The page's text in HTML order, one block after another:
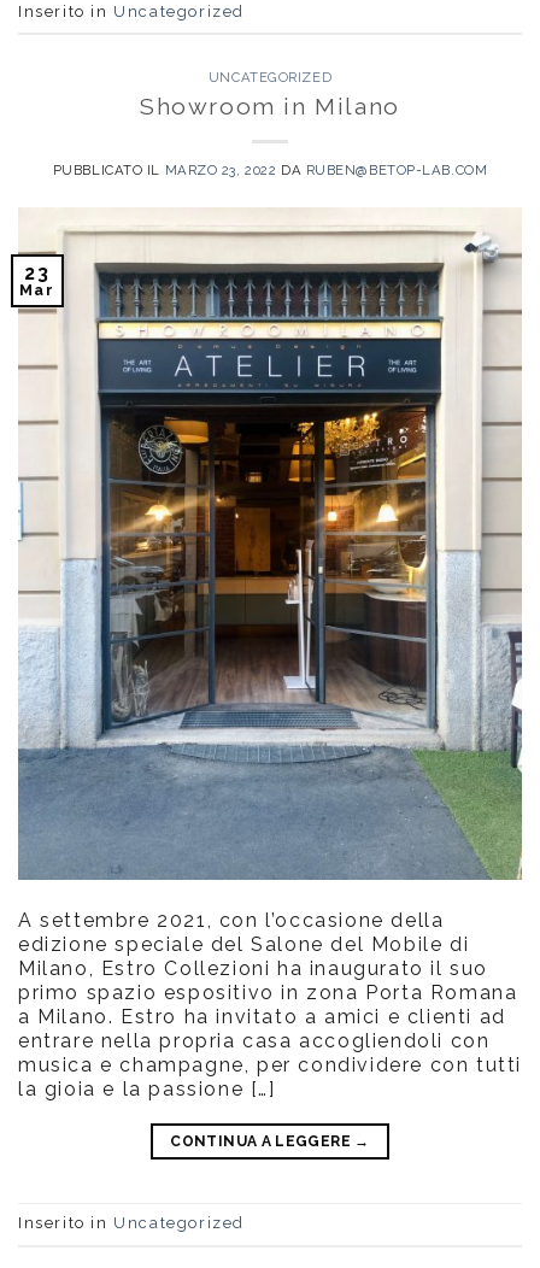
Inserito in Uncategorized
UNCATEGORIZED
Showroom in Milano
PUBBLICATO IL MARZO 23, 2022 DA RUBEN@BETOP-LAB.COM
23
Mar
A settembre 2021, con l’occasione della
edizione speciale del Salone del Mobile di
Milano, Estro Collezioni ha inaugurato il suo
primo spazio espositivo in zona Porta Romana
a Milano. Estro ha invitato a amici e clienti ad
entrare nella propria casa accogliendoli con
musica e champagne, per condividere con tutti
la gioia e la passione […]
CONTINUA A LEGGERE →
Inserito in Uncategorized